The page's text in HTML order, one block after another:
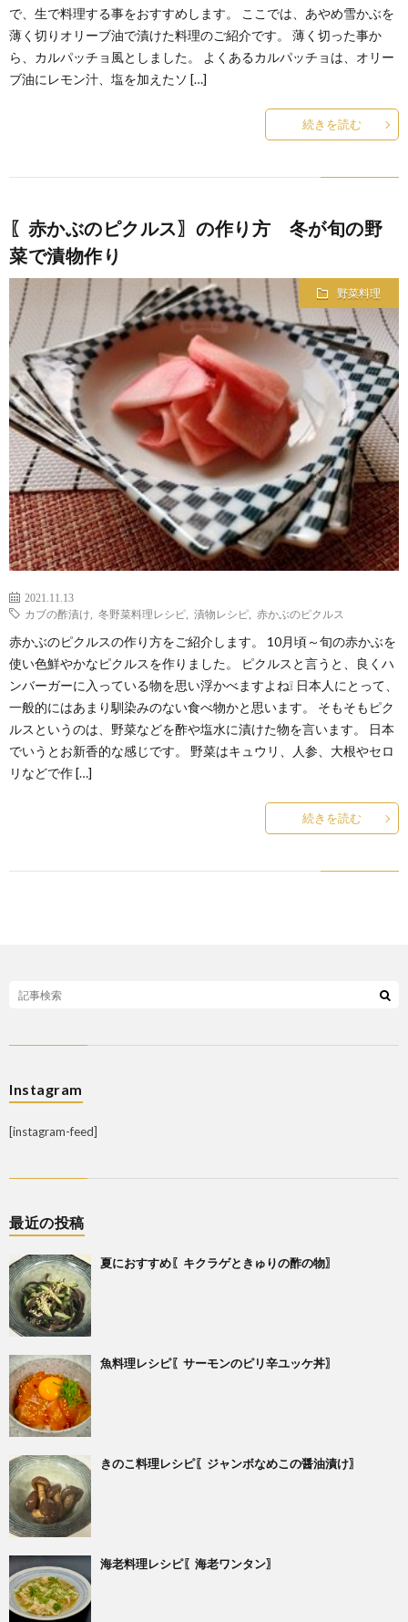
で、生で料理する事をおすすめします。 ここでは、あやめ雪かぶを
薄く切りオリーブ油で漬けた料理のご紹介です。 薄く切った事か
ら、カルパッチョ風としました。 よくあるカルパッチョは、オリー
ブ油にレモン汁、塩を加えたソ […]
続きを読む
〖赤かぶのピクルス〗の作り方 冬が旬の野
菜で漬物作り
野菜料理
2021.11.13
カブの酢漬け
冬野菜料理レシピ 漬物レシピ 赤かぶのピクルス
赤かぶのピクルスの作り方をご紹介します。 10月頃～旬の赤かぶを
使い色鮮やかなピクルスを作りました。 ピクルスと言うと、良くハ
ンバーガーに入っている物を思い浮かべますよね❕ 日本人にとって、
一般的にはあまり馴染みのない食べ物かと思います。 そもそもピク
ルスというのは、野菜などを酢や塩水に漬けた物を言います。 日本
でいうとお新香的な感じです。 野菜はキュウリ、人参、大根やセロ
リなどで作 […]
続きを読む
Instagram
[instagram-feed]
最近の投稿
夏におすすめ〖キクラゲときゅりの酢の物〗
魚料理レシピ〖サーモンのピリ辛ユッケ丼〗
きのこ料理レシピ〖ジャンボなめこの醤油漬け〗
海老料理レシピ〖海老ワンタン〗